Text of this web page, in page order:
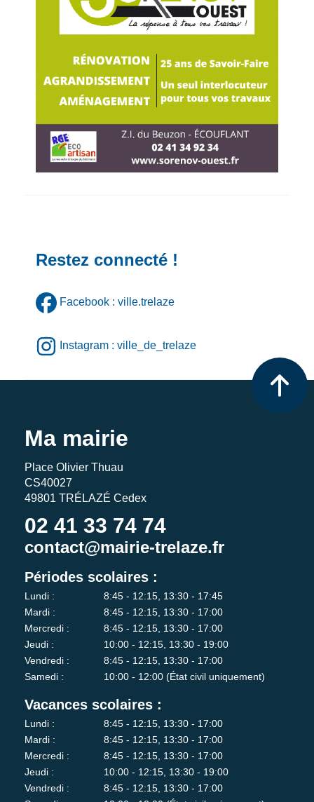
Restez connecté !
Facebook : ville.trelaze
Instagram : ville_de_trelaze
Ma mairie
Place Olivier Thuau
CS40027
49801 TRÉLAZÉ Cedex
02 41 33 74 74
contact@mairie-trelaze.fr
Périodes scolaires :
Lundi :
8:45 - 12:15, 13:30 - 17:45
Mardi :
8:45 - 12:15, 13:30 - 17:00
Mercredi :
8:45 - 12:15, 13:30 - 17:00
Jeudi :
10:00 - 12:15, 13:30 - 19:00
Vendredi :
8:45 - 12:15, 13:30 - 17:00
Samedi :
10:00 - 12:00 (État civil uniquement)
Vacances scolaires :
Lundi :
8:45 - 12:15, 13:30 - 17:00
Mardi :
8:45 - 12:15, 13:30 - 17:00
Mercredi :
8:45 - 12:15, 13:30 - 17:00
Jeudi :
10:00 - 12:15, 13:30 - 19:00
Vendredi :
8:45 - 12:15, 13:30 - 17:00